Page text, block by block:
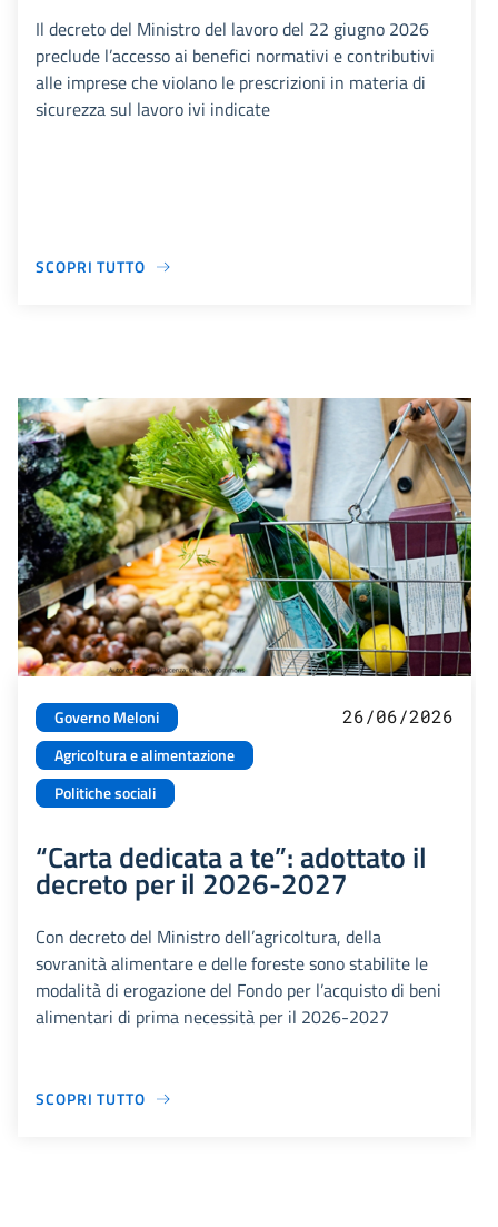
Il decreto del Ministro del lavoro del 22 giugno 2026
preclude l’accesso ai benefici normativi e contributivi
alle imprese che violano le prescrizioni in materia di
sicurezza sul lavoro ivi indicate
SCOPRI TUTTO
Governo Meloni
Agricoltura e alimentazione
Politiche sociali
26/06/2026
“Carta dedicata a te”: adottato il
decreto per il 2026-2027
Con decreto del Ministro dell’agricoltura, della
sovranità alimentare e delle foreste sono stabilite le
modalità di erogazione del Fondo per l’acquisto di beni
alimentari di prima necessità per il 2026-2027
SCOPRI TUTTO